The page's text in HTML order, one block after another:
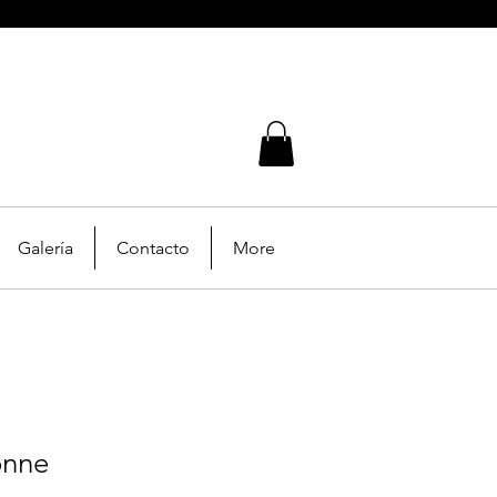
Galería Contacto More